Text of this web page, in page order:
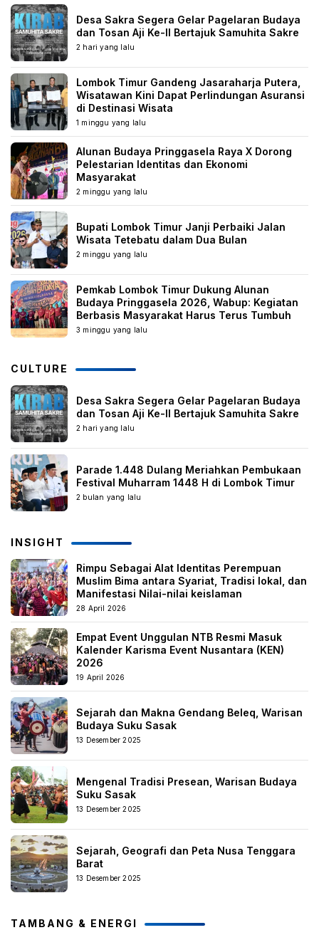
Desa Sakra Segera Gelar Pagelaran Budaya
dan Tosan Aji Ke-II Bertajuk Samuhita Sakre
2 hari yang lalu
Lombok Timur Gandeng Jasaraharja Putera,
Wisatawan Kini Dapat Perlindungan Asuransi
di Destinasi Wisata
1 minggu yang lalu
Alunan Budaya Pringgasela Raya X Dorong
Pelestarian Identitas dan Ekonomi
Masyarakat
2 minggu yang lalu
Bupati Lombok Timur Janji Perbaiki Jalan
Wisata Tetebatu dalam Dua Bulan
2 minggu yang lalu
Pemkab Lombok Timur Dukung Alunan
Budaya Pringgasela 2026, Wabup: Kegiatan
Berbasis Masyarakat Harus Terus Tumbuh
3 minggu yang lalu
CULTURE
Desa Sakra Segera Gelar Pagelaran Budaya
dan Tosan Aji Ke-II Bertajuk Samuhita Sakre
2 hari yang lalu
Parade 1.448 Dulang Meriahkan Pembukaan
Festival Muharram 1448 H di Lombok Timur
2 bulan yang lalu
INSIGHT
Rimpu Sebagai Alat Identitas Perempuan
Muslim Bima antara Syariat, Tradisi lokal, dan
Manifestasi Nilai-nilai keislaman
28 April 2026
Empat Event Unggulan NTB Resmi Masuk
Kalender Karisma Event Nusantara (KEN)
2026
19 April 2026
Sejarah dan Makna Gendang Beleq, Warisan
Budaya Suku Sasak
13 Desember 2025
Mengenal Tradisi Presean, Warisan Budaya
Suku Sasak
13 Desember 2025
Sejarah, Geografi dan Peta Nusa Tenggara
Barat
13 Desember 2025
TAMBANG & ENERGI